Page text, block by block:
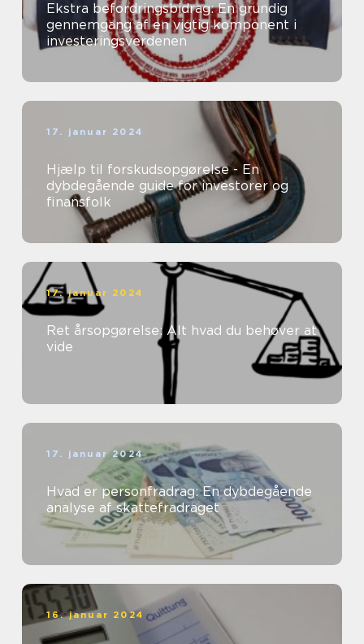
Ekstra befordringsbidrag: En grundig
gennemgang af en vigtig komponent i
investeringsverdenen
17. januar 2024
Hjælp til forskudsopgørelse - En
dybdegående guide for investorer og
finansfolk
17. januar 2024
Ret årsopgørelse: Alt hvad du behøver at
vide
17. januar 2024
Hvad er personfradrag: En dybdegående
analyse af skattefradraget
16. januar 2024